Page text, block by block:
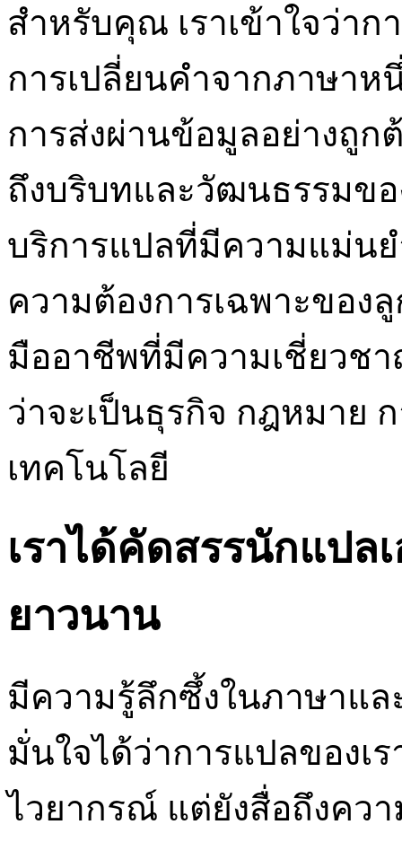
สำหรับคุณ เราเข้าใจว่าก
การเปลี่ยนคำจากภาษาห
การส่งผ่านข้อมูลอย่างถูก
ถึงบริบทและวัฒนธรรมขอ
บริการแปลที่มีความแม่น
ความต้องการเฉพาะของ
มืออาชีพที่มีความเชี่ยวช
ว่าจะเป็นธุรกิจ กฎหมาย
เทคโนโลยี
เราได้คัดสรรนักแปล
ยาวนาน
มีความรู้ลึกซึ้งในภาษาแ
มั่นใจได้ว่าการแปลของเ
ไวยากรณ์ แต่ยังสื่อถึงคว